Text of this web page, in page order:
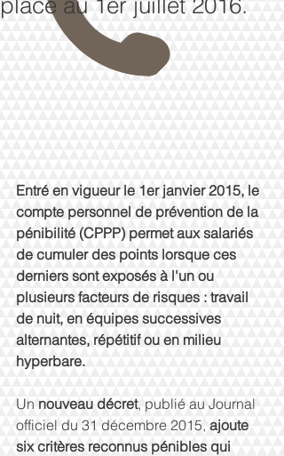
Entré en vigueur le 1er janvier 2015, le
compte personnel de prévention de la
pénibilité (CPPP) permet aux salariés
de cumuler des points lorsque ces
derniers sont exposés à l'un ou
plusieurs facteurs de risques : travail
de nuit, en équipes successives
alternantes, répétitif ou en milieu
hyperbare.
Un nouveau décret, publié au Journal
officiel du 31 décembre 2015, ajoute
six critères reconnus pénibles qui